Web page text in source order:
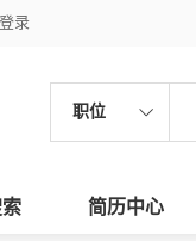
录
职位
简历中心